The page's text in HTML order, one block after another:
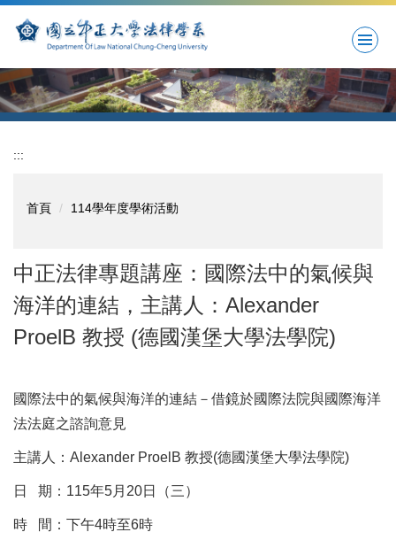
到
要
內
容
區
:::
首頁 114學年度學術活動
中正法律專題講座：國際法中的氣候與
海洋的連結，主講人：Alexander
ProelB 教授 (德國漢堡大學法學院)
國際法中的氣候與海洋的連結－借鏡於國際法院與國際海洋
法法庭之諮詢意見
主講人：Alexander ProelB 教授(德國漢堡大學法學院)
日 期：115年5月20日（三）
時 間：下午4時至6時